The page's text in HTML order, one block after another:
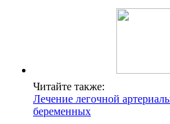
Читайте также:
Лечение легочной
беременных